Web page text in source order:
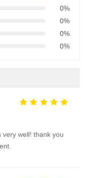
0%
0%
0%
0%
well! thank you